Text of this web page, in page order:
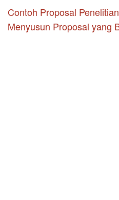
Contoh Proposal
Menyusun Proposal yang